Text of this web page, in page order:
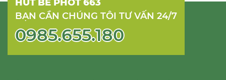
HÚT BỂ PHỐT 663
BẠN CẦN CHÚNG TÔI TƯ VẤN 24/7
0985.655.180